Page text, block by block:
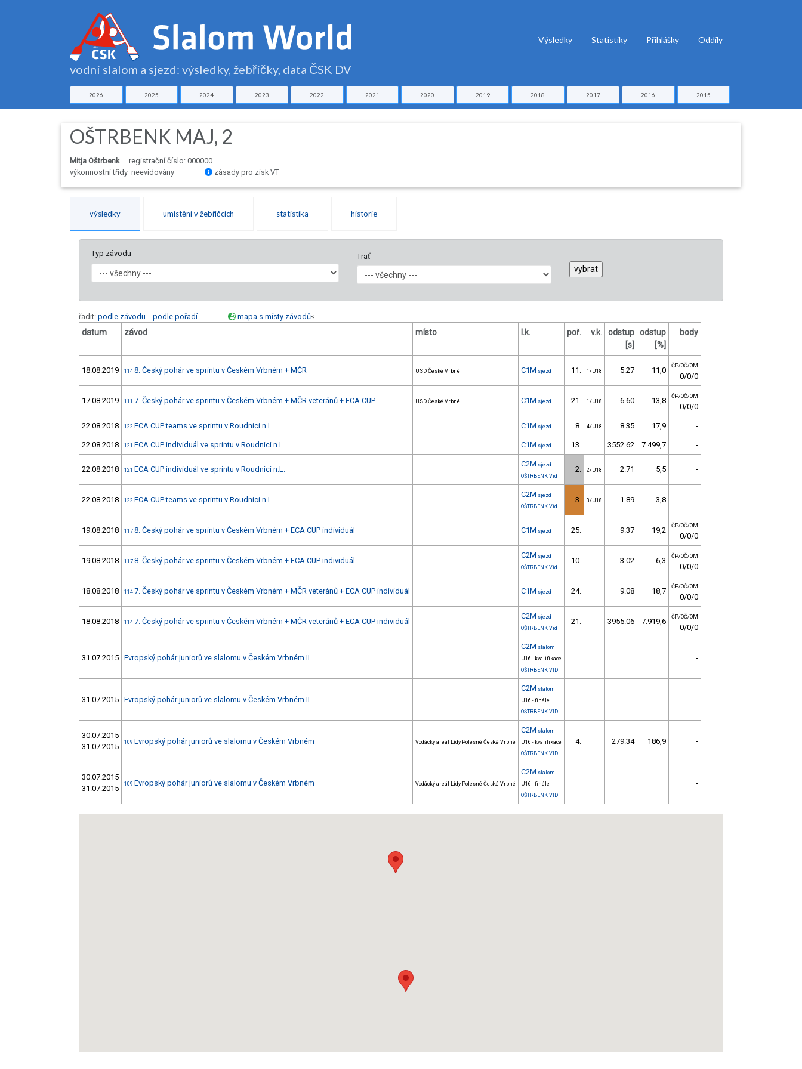
vodní slalom a sjezd: výsledky, žebříčky, data ČSK DV
Výsledky Statistiky Přihlášky Oddíly
2026 2025 2024 2023 2022 2021 2020 2019 2018 2017 2016 2015
OŠTRBENK MAJ, 2
Mitja Oštrbenk
registrační číslo: 000000
výkonnostní třídy neevidovány
zásady pro zisk VT
výsledky umístění v žebříčcích statistika historie
Typ závodu Trať
řadit: podle závodu podle pořadí mapa s místy závodů<
datum závod místo l.k. poř. v.k.
odstup
[s]
odstup
[%]
body
18.08.2019 114 8. Český pohár ve sprintu v Českém Vrbném + MČR USD České Vrbné C1M sjezd 11. 1/U18 5.27 11,0 ČP/OČ/OM
0/0/0
17.08.2019 111 7. Český pohár ve sprintu v Českém Vrbném + MČR veteránů + ECA CUP USD České Vrbné C1M sjezd 21. 1/U18 6.60 13,8 ČP/OČ/OM
0/0/0
22.08.2018 122 ECA CUP teams ve sprintu v Roudnici n.L. C1M sjezd 8. 4/U18 8.35 17,9 -
22.08.2018 121 ECA CUP individuál ve sprintu v Roudnici n.L. C1M sjezd 13. 3552.62 7.499,7 -
22.08.2018 121 ECA CUP individuál ve sprintu v Roudnici n.L.
C2M sjezd
OŠTRBENK Vid
2. 2/U18 2.71 5,5 -
22.08.2018 122 ECA CUP teams ve sprintu v Roudnici n.L.
C2M sjezd
OŠTRBENK Vid
3. 3/U18 1.89 3,8 -
19.08.2018 117 8. Český pohár ve sprintu v Českém Vrbném + ECA CUP individuál C1M sjezd 25. 9.37 19,2 ČP/OČ/OM
0/0/0
19.08.2018 117 8. Český pohár ve sprintu v Českém Vrbném + ECA CUP individuál
C2M sjezd
OŠTRBENK Vid
10. 3.02 6,3 ČP/OČ/OM
0/0/0
18.08.2018 114 7. Český pohár ve sprintu v Českém Vrbném + MČR veteránů + ECA CUP individuál C1M sjezd 24. 9.08 18,7 ČP/OČ/OM
0/0/0
18.08.2018 114 7. Český pohár ve sprintu v Českém Vrbném + MČR veteránů + ECA CUP individuál
C2M sjezd
OŠTRBENK Vid
21. 3955.06 7.919,6 ČP/OČ/OM
0/0/0
31.07.2015 Evropský pohár juniorů ve slalomu v Českém Vrbném II
C2M slalom
U16 - kvalifikace
OŠTRBENK VID
-
31.07.2015 Evropský pohár juniorů ve slalomu v Českém Vrbném II
C2M slalom
U16 - finále
OŠTRBENK VID
-
30.07.2015
31.07.2015
109 Evropský pohár juniorů ve slalomu v Českém Vrbném Vodácký areál Lídy Polesné České Vrbné
C2M slalom
U16 - kvalifikace
OŠTRBENK VID
4. 279.34 186,9 -
30.07.2015
31.07.2015
109 Evropský pohár juniorů ve slalomu v Českém Vrbném Vodácký areál Lídy Polesné České Vrbné
C2M slalom
U16 - finále
OŠTRBENK VID
-